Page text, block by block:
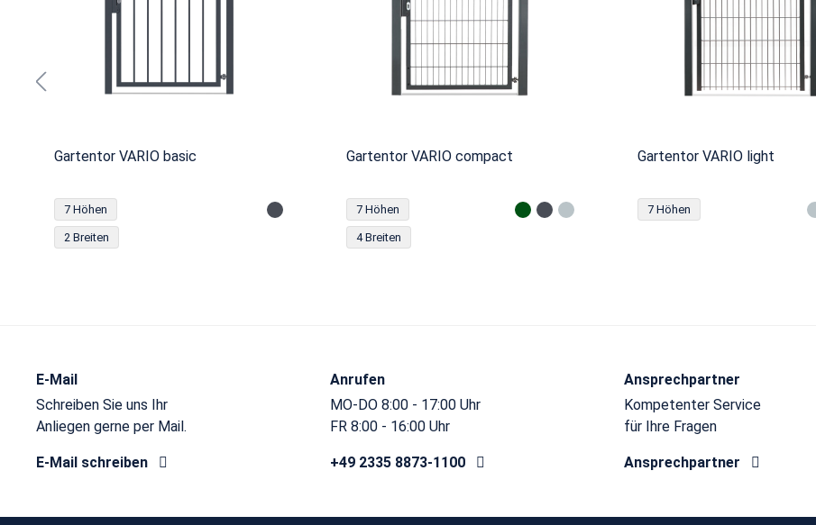
Gartentor VARIO basic
7 Höhen
2 Breiten
Gartentor VARIO compact
7 Höhen
4 Breiten
Gartentor VARIO light
7 Höhen
E-Mail
Schreiben Sie uns Ihr
Anliegen gerne per Mail.
E-Mail schreiben
Anrufen
MO-DO 8:00 - 17:00 Uhr
FR 8:00 - 16:00 Uhr
+49 2335 8873-1100
Ansprechpartner
Kompetenter Service
für Ihre Fragen
Ansprechpartner